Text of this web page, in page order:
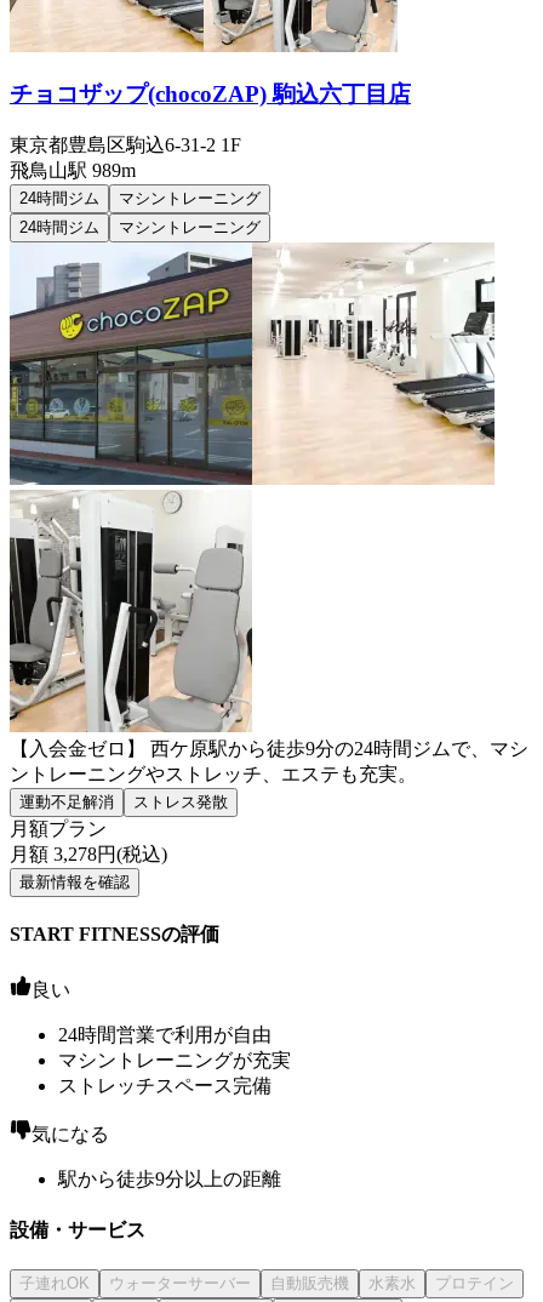
チョコザップ(chocoZAP) 駒込六丁目店
東京都豊島区駒込6-31-2 1F
飛鳥山駅 989m
24時間ジム
マシントレーニング
24時間ジム
マシントレーニング
【入会金ゼロ】 西ケ原駅から徒歩9分の24時間ジムで、マシ
ントレーニングやストレッチ、エステも充実。
運動不足解消 ストレス発散
月額プラン
月額 3,278円(税込)
最新情報を確認
START FITNESSの評価
良い
24時間営業で利用が自由
マシントレーニングが充実
ストレッチスペース完備
気になる
駅から徒歩9分以上の距離
設備・サービス